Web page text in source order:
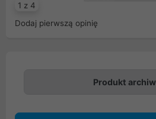
1 z 4
Dodaj pierwszą opinię
Produkt